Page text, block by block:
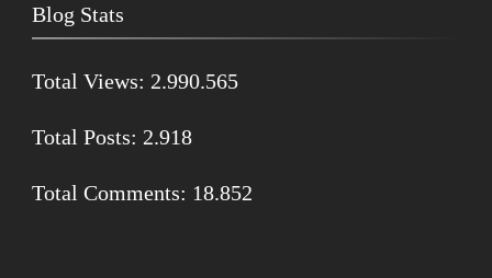
Blog Stats
Total Views: 2.990.565
Total Posts: 2.918
Total Comments: 18.852